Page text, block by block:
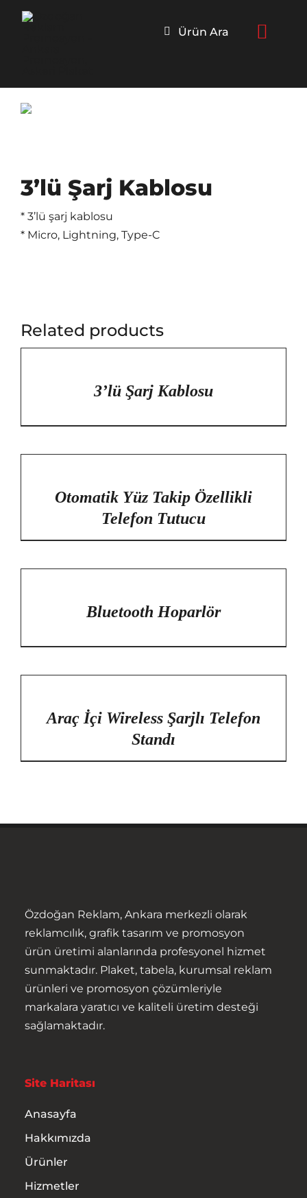
Skip
Ürün Ara
3’lü Şarj Kablosu
* 3’lü şarj kablosu
* Micro, Lightning, Type-C
Related products
3’lü Şarj Kablosu
Otomatik Yüz Takip Özellikli
Telefon Tutucu
Bluetooth Hoparlör
Araç İçi Wireless Şarjlı Telefon
Standı
Özdoğan Reklam, Ankara merkezli olarak
reklamcılık, grafik tasarım ve promosyon
ürün üretimi alanlarında profesyonel hizmet
sunmaktadır. Plaket, tabela, kurumsal reklam
ürünleri ve promosyon çözümleriyle
markalara yaratıcı ve kaliteli üretim desteği
sağlamaktadır.
Site Haritası
Anasayfa
Hakkımızda
Ürünler
Hizmetler